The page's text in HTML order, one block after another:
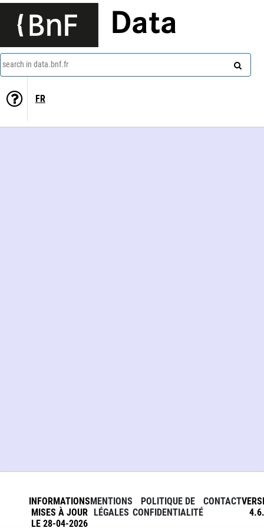
Data
search in data.bnf.fr
FR
INFORMATIONS
MISES À JOUR
LE 28-04-2026
MENTIONS
LÉGALES
POLITIQUE DE
CONFIDENTIALITÉ
CONTACT